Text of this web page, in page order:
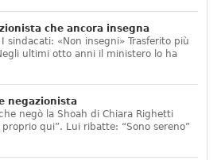
che ancora insegna
«Non insegni» Trasferito più
ultimi otto anni il ministero lo ha
negazionista
negò la Shoah di Chiara Righetti
qui”. Lui ribatte: “Sono sereno”